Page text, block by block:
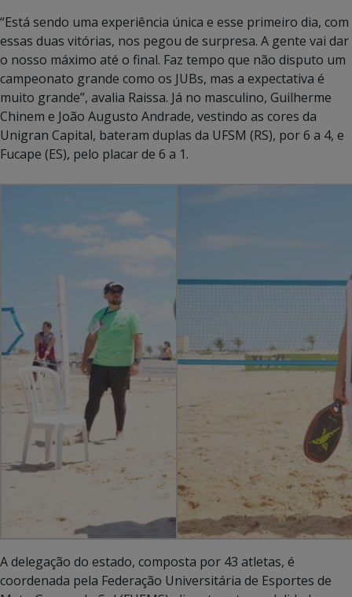
“Está sendo uma experiência única e esse primeiro dia, com
essas duas vitórias, nos pegou de surpresa. A gente vai dar
o nosso máximo até o final. Faz tempo que não disputo um
campeonato grande como os JUBs, mas a expectativa é
muito grande”, avalia Raissa. Já no masculino, Guilherme
Chinem e João Augusto Andrade, vestindo as cores da
Unigran Capital, bateram duplas da UFSM (RS), por 6 a 4, e
Fucape (ES), pelo placar de 6 a 1.
A delegação do estado, composta por 43 atletas, é
coordenada pela Federação Universitária de Esportes de